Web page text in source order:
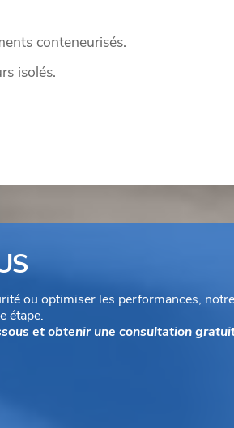
conteneurisés.
isolés.
ou optimiser les performances, notre
étape.
et obtenir une consultation